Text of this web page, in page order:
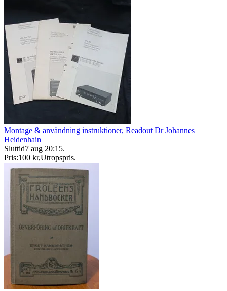
Montage & användning instruktioner, Readout Dr Johannes
Heidenhain
Sluttid7 aug 20:15.
Pris:100 kr,Utropspris.